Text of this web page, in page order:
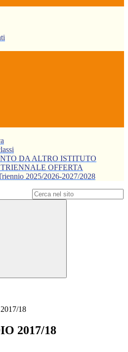
DA ALTRO ISTITUTO
OFFERTA
2025/2026-2027/2028
18
2017/18